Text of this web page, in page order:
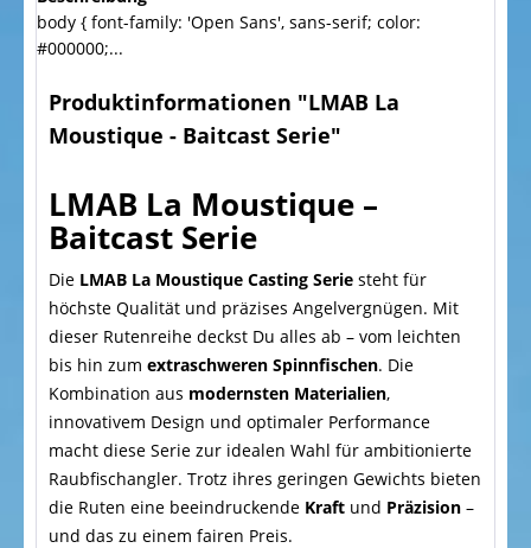
body { font-family: 'Open Sans', sans-serif; color:
#000000;...
Produktinformationen "LMAB La
Moustique - Baitcast Serie"
LMAB La Moustique –
Baitcast Serie
Die LMAB La Moustique Casting Serie steht für
höchste Qualität und präzises Angelvergnügen. Mit
dieser Rutenreihe deckst Du alles ab – vom leichten
bis hin zum extraschweren Spinnfischen. Die
Kombination aus modernsten Materialien,
innovativem Design und optimaler Performance
macht diese Serie zur idealen Wahl für ambitionierte
Raubfischangler. Trotz ihres geringen Gewichts bieten
die Ruten eine beeindruckende Kraft und Präzision –
und das zu einem fairen Preis.